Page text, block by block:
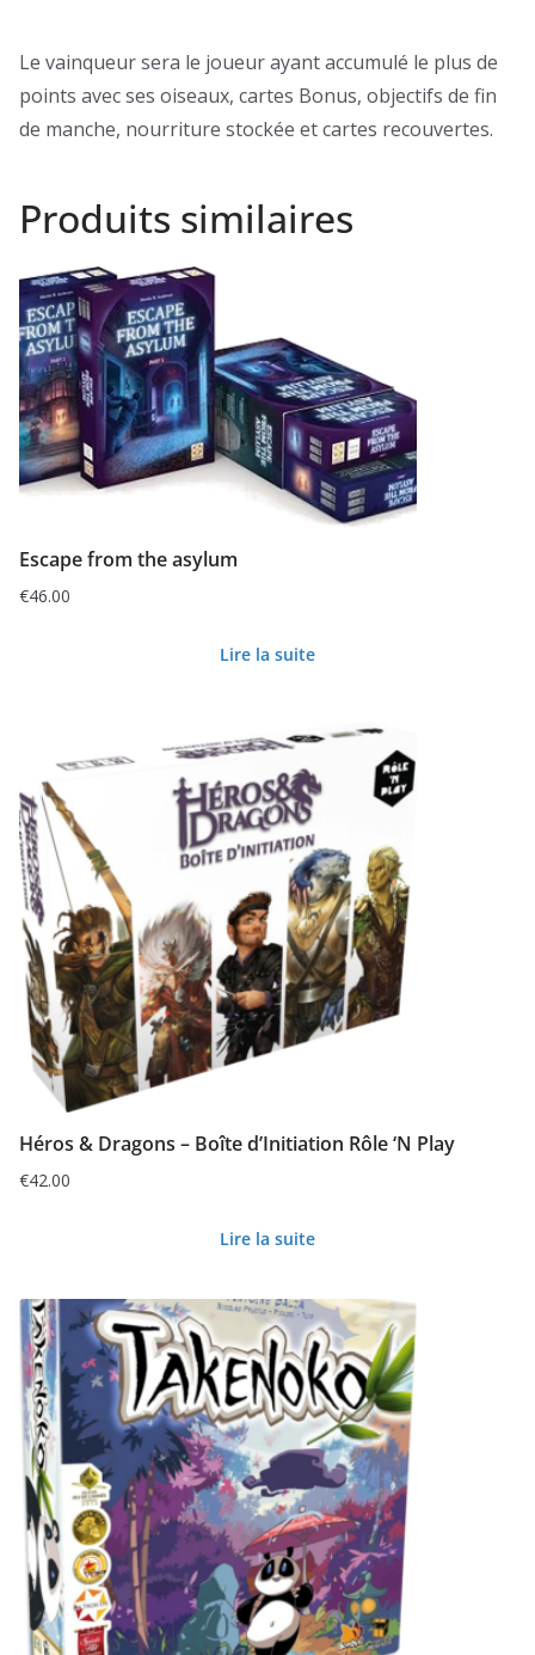
Le vainqueur sera le joueur ayant accumulé le plus de
points avec ses oiseaux, cartes Bonus, objectifs de fin
de manche, nourriture stockée et cartes recouvertes.
Produits similaires
Escape from the asylum
€46.00
Lire la suite
Héros & Dragons – Boîte d’Initiation Rôle ‘N Play
€42.00
Lire la suite